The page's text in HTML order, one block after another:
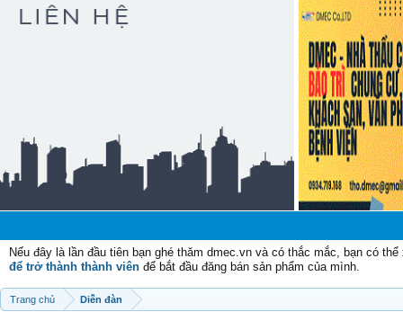
Nếu đây là lần đầu tiên bạn ghé thăm dmec.vn và có thắc mắc, bạn có
để trở thành thành viên để bắt đầu đăng bán sản phẩm của mình.
Trang chủ Diễn đàn